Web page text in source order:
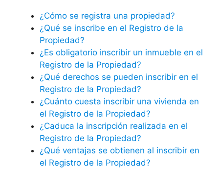
¿Cómo se registra una propiedad?
¿Qué se inscribe en el Registro de la
Propiedad?
¿Es obligatorio inscribir un inmueble en el
Registro de la Propiedad?
¿Qué derechos se pueden inscribir en el
Registro de la Propiedad?
¿Cuánto cuesta inscribir una vivienda en
el Registro de la Propiedad?
¿Caduca la inscripción realizada en el
Registro de la Propiedad?
¿Qué ventajas se obtienen al inscribir en
el Registro de la Propiedad?